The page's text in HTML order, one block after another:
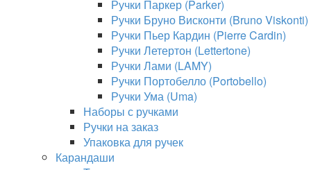
Ручки Паркер (Parker)
Ручки Бруно Висконти (Bruno Viskonti)
Ручки Пьер Кардин (Pierre Cardin)
Ручки Летертон (Lettertone)
Ручки Лами (LAMY)
Ручки Портобелло (Portobello)
Ручки Ума (Uma)
Наборы с ручками
Ручки на заказ
Упаковка для ручек
Карандаши